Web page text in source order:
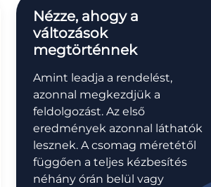
Nézze, ahogy a
változások
megtörténnek
Amint leadja a rendelést,
azonnal megkezdjük a
feldolgozást. Az első
eredmények azonnal láthatók
lesznek. A csomag méretétől
függően a teljes kézbesítés
néhány órán belül vagy